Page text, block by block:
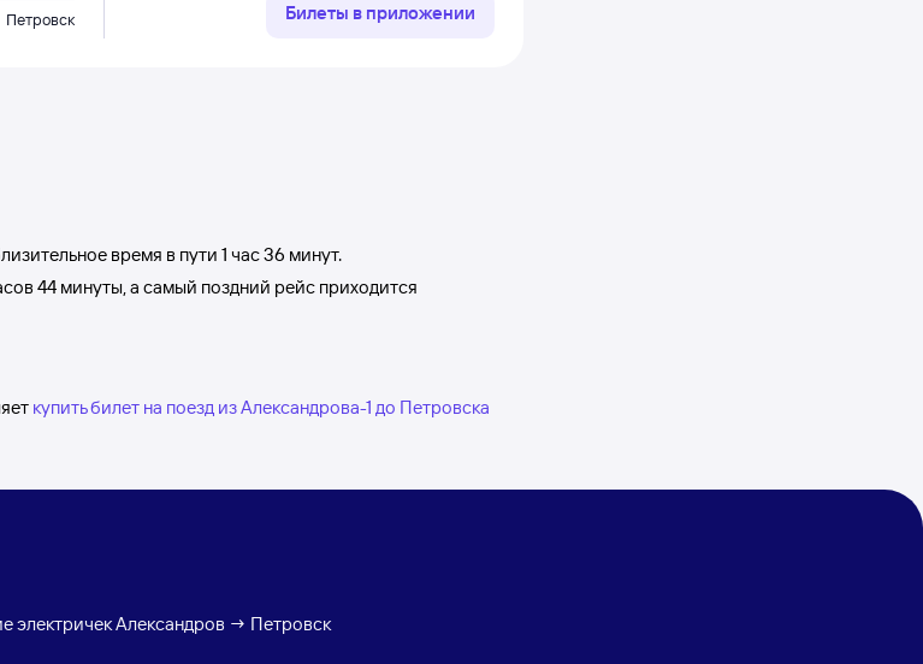
Петровск Билеты в приложении
время в пути 1 час 36 минут.
44 минуты, а самый поздний рейс приходится
купить билет на поезд из Александрова-1 до Петровска
электричек Александров → Петровск